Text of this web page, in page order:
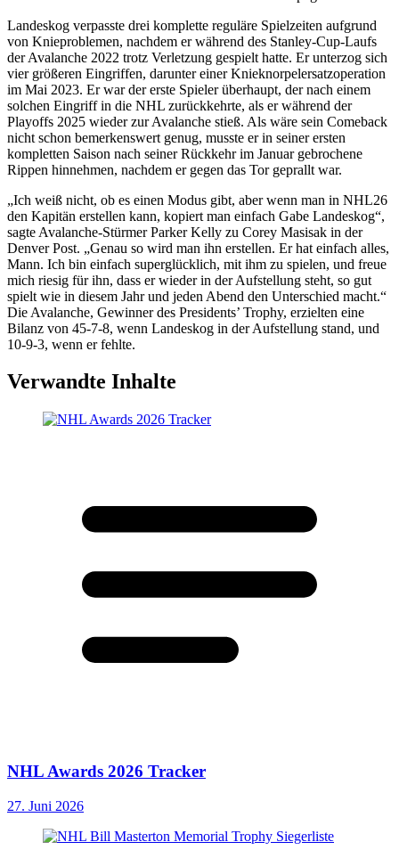
Landeskog verpasste drei komplette reguläre Spielzeiten aufgrund
von Knieproblemen, nachdem er während des Stanley-Cup-Laufs
der Avalanche 2022 trotz Verletzung gespielt hatte. Er unterzog sich
vier größeren Eingriffen, darunter einer Knieknorpelersatzoperation
im Mai 2023. Er war der erste Spieler überhaupt, der nach einem
solchen Eingriff in die NHL zurückkehrte, als er während der
Playoffs 2025 wieder zur Avalanche stieß. Als wäre sein Comeback
nicht schon bemerkenswert genug, musste er in seiner ersten
kompletten Saison nach seiner Rückkehr im Januar gebrochene
Rippen hinnehmen, nachdem er gegen das Tor geprallt war.
„Ich weiß nicht, ob es einen Modus gibt, aber wenn man in NHL26
den Kapitän erstellen kann, kopiert man einfach Gabe Landeskog“,
sagte Avalanche-Stürmer Parker Kelly zu Corey Masisak in der
Denver Post. „Genau so wird man ihn erstellen. Er hat einfach alles,
Mann. Ich bin einfach superglücklich, mit ihm zu spielen, und freue
mich riesig für ihn, dass er wieder in der Aufstellung steht, so gut
spielt wie in diesem Jahr und jeden Abend den Unterschied macht.“
Die Avalanche, Gewinner des Presidents’ Trophy, erzielten eine
Bilanz von 45-7-8, wenn Landeskog in der Aufstellung stand, und
10-9-3, wenn er fehlte.
Verwandte Inhalte
NHL Awards 2026 Tracker
27. Juni 2026